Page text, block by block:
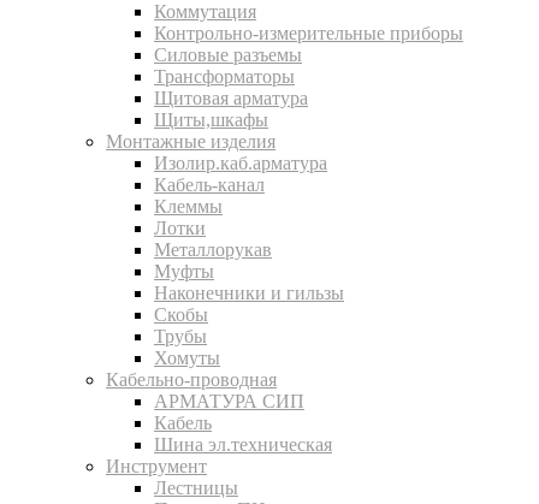
Коммутация
Контрольно-измерительные приборы
Силовые разъемы
Трансформаторы
Щитовая арматура
Щиты,шкафы
Монтажные изделия
Изолир.каб.арматура
Кабель-канал
Клеммы
Лотки
Металлорукав
Муфты
Наконечники и гильзы
Скобы
Трубы
Хомуты
Кабельно-проводная
АРМАТУРА СИП
Кабель
Шина эл.техническая
Инструмент
Лестницы